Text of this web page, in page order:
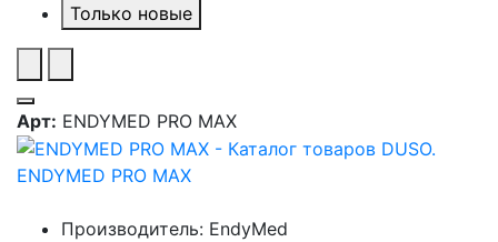
Только новые
Арт: ENDYMED PRO MAX
ENDYMED PRO MAX
Производитель: EndyMed